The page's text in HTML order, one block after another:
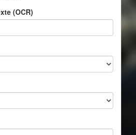
(OCR)